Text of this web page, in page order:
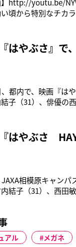
】http://youtu.be/
頃から特別なチカ
はやぶさ』で
都内で、映画『は
子（31）、俳優の
ジェクトチームの
きるような作
はやぶさ
相模原キャンパ
結子（31）、西田
、劇中での丸めがね
女優とい
アル メガネ